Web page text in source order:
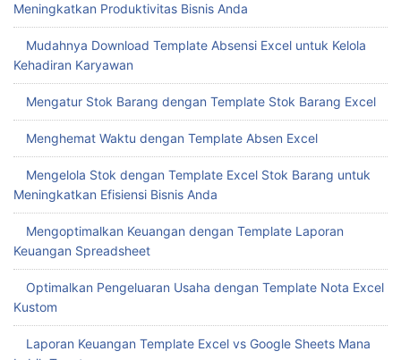
Meningkatkan Produktivitas Bisnis Anda
Mudahnya Download Template Absensi Excel untuk Kelola
Kehadiran Karyawan
Mengatur Stok Barang dengan Template Stok Barang Excel
Menghemat Waktu dengan Template Absen Excel
Mengelola Stok dengan Template Excel Stok Barang untuk
Meningkatkan Efisiensi Bisnis Anda
Mengoptimalkan Keuangan dengan Template Laporan
Keuangan Spreadsheet
Optimalkan Pengeluaran Usaha dengan Template Nota Excel
Kustom
Laporan Keuangan Template Excel vs Google Sheets Mana